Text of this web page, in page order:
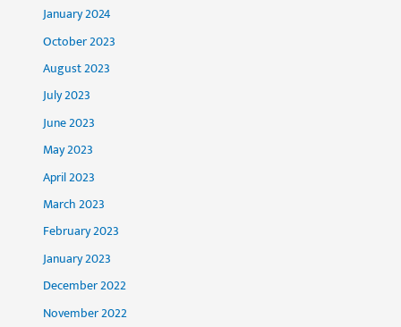
January 2024
October 2023
August 2023
July 2023
June 2023
May 2023
April 2023
March 2023
February 2023
January 2023
December 2022
November 2022